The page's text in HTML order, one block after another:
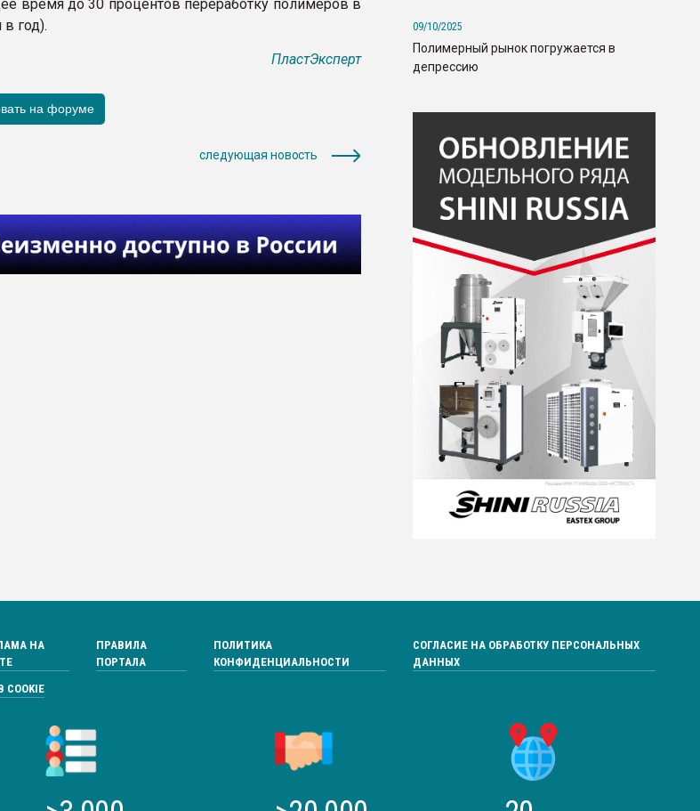
время до 30 процентов переработку полимеров в
в год).
ПластЭксперт
следующая новость
09/10/2025
Полимерный рынок погружается в
депрессию
НА
ПРАВИЛА
ПОРТАЛА
ПОЛИТИКА
КОНФИДЕНЦИАЛЬНОСТИ
СОГЛАСИЕ НА ОБРАБОТКУ ПЕРСОНАЛЬНЫХ
ДАННЫХ